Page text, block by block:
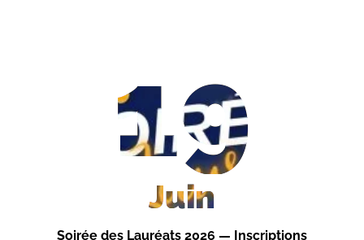
Soirée des Lauréats 2026 — Inscriptions
19
Juin